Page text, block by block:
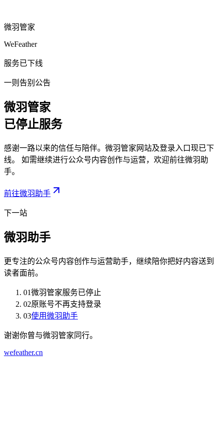
微羽管家
WeFeather
服务已下线
一则告别公告
微羽管家
已停止服务
感谢一路以来的信任与陪伴。微羽管家网站及登录入口现已下
线。 如需继续进行公众号内容创作与运营，欢迎前往微羽助
手。
前往微羽助手
下一站
微羽助手
更专注的公众号内容创作与运营助手，继续陪你把好内容送到
读者面前。
01微羽管家服务已停止
02原账号不再支持登录
03使用微羽助手
谢谢你曾与微羽管家同行。
wefeather.cn